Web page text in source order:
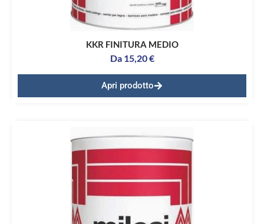
KKR FINITURA MEDIO
Da 15,20€
Apri prodotto